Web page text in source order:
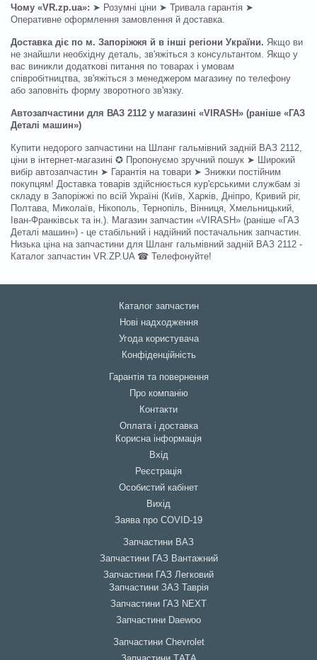
Чому «VR.zp.ua»: ➤ Розумні ціни ➤ Тривала гарантія ➤
Оперативне оформлення замовлення й доставка.
Доставка діє по м. Запоріжжя й в інші регіони України. Якщо ви
не знайшли необхідну деталь, зв'яжіться з консультантом. Якщо у
вас виникли додаткові питання по товарах і умовам
співробітництва, зв'яжіться з менеджером магазину по телефону
або заповніть форму зворотного зв'язку.
Автозапчастини для ВАЗ 2112 у магазині «VIRASH» (раніше «ГАЗ
Деталі машин»)
Купити недорого запчастини на Шланг гальмівний задній ВАЗ 2112,
ціни в інтернет-магазині ✪ Пропонуємо зручний пошук ➤ Широкий
вибір автозапчастин ➤ Гарантія на товари ➤ Знижки постійним
покупцям! Доставка товарів здійснюється кур'єрськими службам зі
складу в Запоріжжі по всій Україні (Київ, Харків, Дніпро, Кривий ріг,
Полтава, Миколаїв, Нікополь, Тернопіль, Вінниця, Хмельницький,
Іван-Франківськ та ін.). Магазин запчастин «VIRASH» (раніше «ГАЗ
Деталі машин») - це стабільний і надійний постачальник запчастин.
Низька ціна на запчастини для Шланг гальмівний задній ВАЗ 2112 -
Каталог запчастин VR.ZP.UA ☎ Телефонуйте!
Каталог запчастин
Нові надходження
Угода користувача
Конфіденційність
Гарантія та повернення
Про компанію
Контакти
Оплата і доставка
Корисна інформація
Вхід
Реєстрація
Особистий кабінет
Вихід
Заява про COVID-19
Запчастини ВАЗ
Запчастини ГАЗ Вантажний
Запчастини ГАЗ Легковий
Запчастини ЗАЗ Таврія
Запчастини ГАЗ NEXT
Запчастини Daewoo
Запчастини Chevrolet